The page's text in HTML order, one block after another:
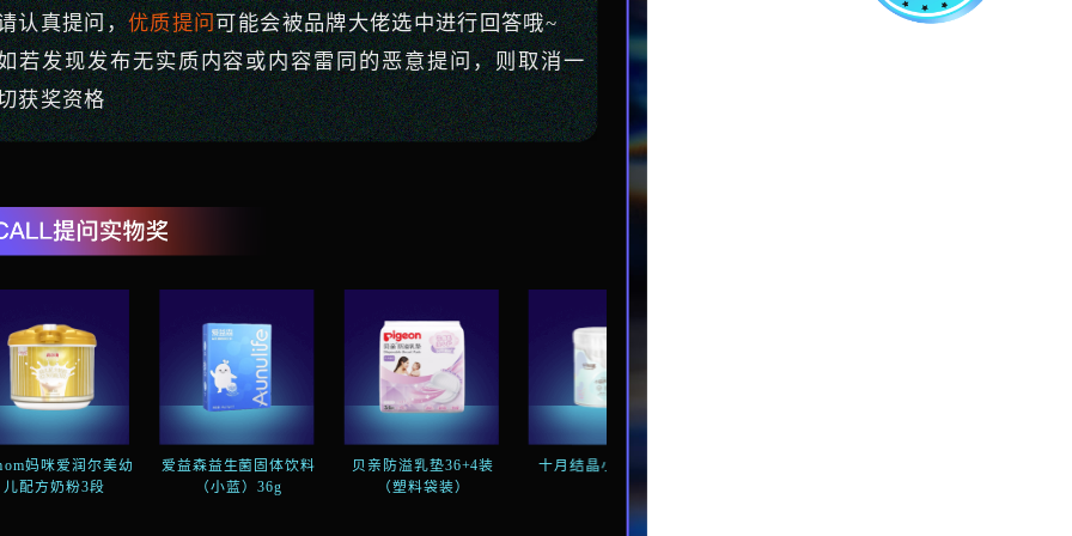
认真提问，优质提问可能会被品牌大佬选中进行回答哦~
若发现发布无实质内容或内容雷同的恶意提问，则取消一
获奖资格
妈咪爱润尔美幼
儿配方奶粉3段
爱益森益生菌固体饮料
（小蓝）36g
贝亲防溢乳垫36+4装
（塑料袋装）
十月结晶小葫芦棉棒